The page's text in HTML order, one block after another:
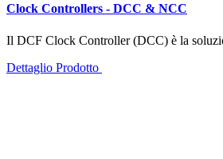
Clock Controllers - DCC & NCC
Il DCF Clock Controller (DCC) è la
Dettaglio Prodotto